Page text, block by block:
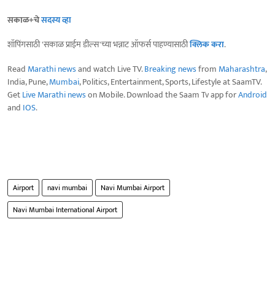
सकाळ+चेसदस्य व्हा
शॉपिंगसाठी 'सकाळ प्राईम डील्स'च्या भन्नाट ऑफर्स पाहण्यासाठीक्लिक करा.
Read Marathi newsand watch Live TV.Breaking newsfrom Maharashtra,
India, Pune,Mumbai, Politics, Entertainment, Sports, Lifestyle at SaamTV.
GetLive Marathi newson Mobile. Download the Saam Tv app forAndroid
and IOS.
Airport navi mumbai
Navi Mumbai Airport
Navi Mumbai International Airport